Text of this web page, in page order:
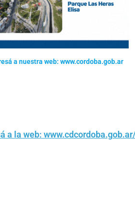
a nuestra web: www.cordoba.gob.ar
a la web: